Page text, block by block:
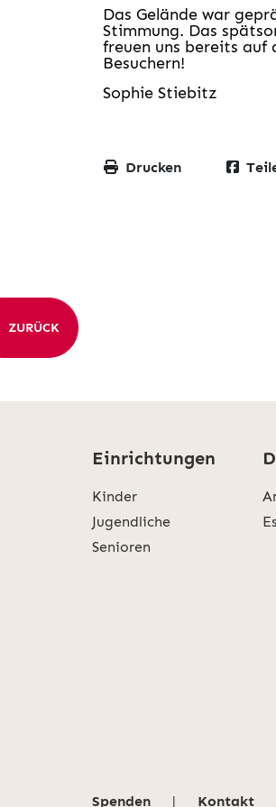
Das Gelände war
Stimmung. Das
freuen uns bereits auf
Besuchern!
Sophie Stiebitz
Drucken
ZURÜCK
Einrichtungen
Kinder
Jugendliche
Senioren
Spenden | Kontakt